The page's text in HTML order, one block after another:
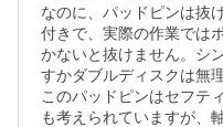
なのに、パッドピンは抜
付きで、実際の作業では
かないと抜けません。シ
すかダブルディスクは無
このパッドピンはセフテ
も考えられていますが、